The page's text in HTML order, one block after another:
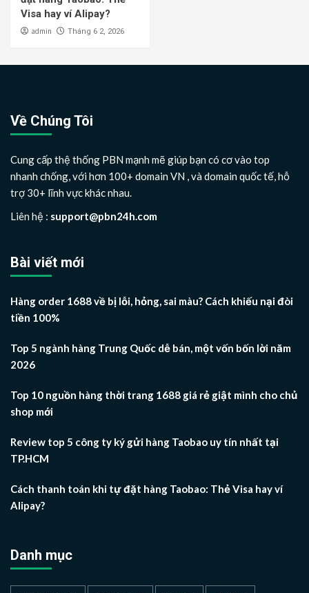
Visa hay ví Alipay?
admin Tháng 6 2, 2026
Về Chúng Tôi
Cung cấp thệ thống PBN mạnh mẽ giúp bạn có cơ vào top
nhanh chống, với hơn 100+ domain VN , và domain quốc tế, hỗ
trợ 30+ lĩnh vực khác nhau.
Liên hệ : support@pbn24h.com
Bài viết mới
Hàng order 1688 về bị lỗi, hỏng, sai màu? Cách khiếu nại đòi
tiền 100%
Top 5 ngành hàng Trung Quốc dễ bán, một vốn bốn lời năm
2026
Top 10 nguồn hàng thời trang 1688 giá rẻ giật mình cho chủ
shop mới
Review top 5 công ty ký gửi hàng Taobao uy tín nhất tại
TP.HCM
Cách thanh toán khi tự đặt hàng Taobao: Thẻ Visa hay ví
Alipay?
Danh mục